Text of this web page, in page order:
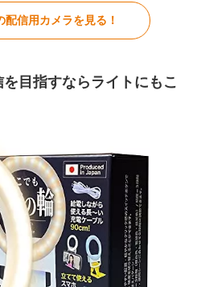
配信用カメラを見る！
目指すならライトにもこ